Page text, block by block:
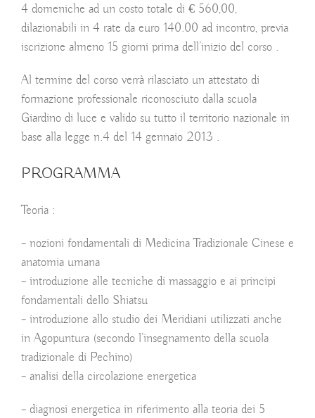
4 domeniche ad un costo totale di € 560,00,
dilazionabili in 4 rate da euro 140.00 ad incontro, previa
iscrizione almeno 15 giorni prima dell’inizio del corso .
Al termine del corso verrà rilasciato un attestato di
formazione professionale riconosciuto dalla scuola
Giardino di luce e valido su tutto il territorio nazionale in
base alla legge n.4 del 14 gennaio 2013 .
PROGRAMMA
Teoria:
– nozioni fondamentali di Medicina Tradizionale Cinese e
anatomia umana
– introduzione alle tecniche di massaggio e ai principi
fondamentali dello Shiatsu
– introduzione allo studio dei Meridiani utilizzati anche
in Agopuntura (secondo l’insegnamento della scuola
tradizionale di Pechino)
– analisi della circolazione energetica
– diagnosi energetica in riferimento alla teoria dei 5